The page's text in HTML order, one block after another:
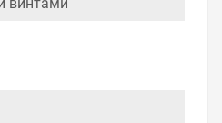
винтами